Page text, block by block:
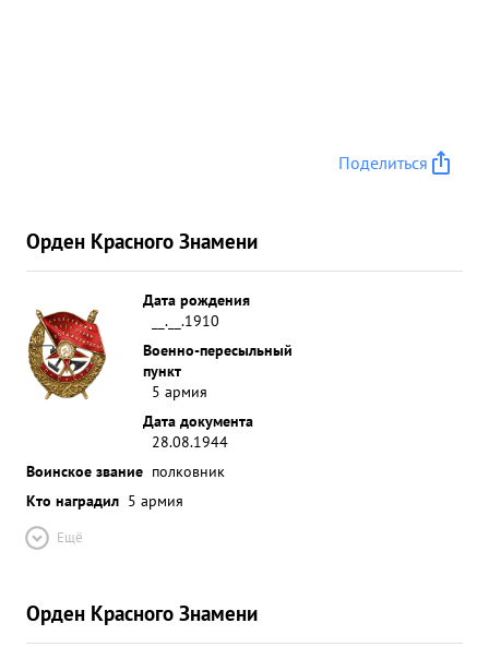
Поделиться
Орден Красного Знамени
Дата рождения
__.__.1910
Военно-пересыльный
пункт
5 армия
Дата документа
28.08.1944
Воинское звание полковник
Кто наградил 5 армия
Ещё
Орден Красного Знамени